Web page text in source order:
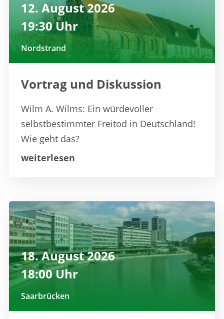
12. August 2026
19:30 Uhr
Nordstrand
Vortrag und Diskussion
Wilm A. Wilms: Ein würdevoller
selbstbestimmter Freitod in Deutschland!
Wie geht das?
weiterlesen
18. August 2026
18:00 Uhr
Saarbrücken